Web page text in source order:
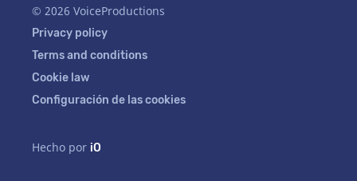
© 2026 VoiceProductions
Privacy policy
Terms and conditions
Cookie law
Configuración de las cookies
Hecho por iO